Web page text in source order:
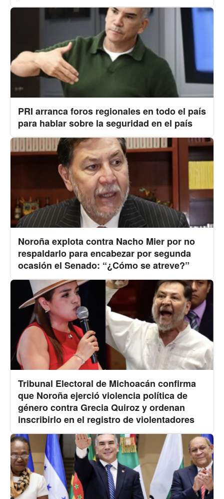
PRI arranca foros regionales en todo el país
para hablar sobre la seguridad en el país
Noroña explota contra Nacho Mier por no
respaldarlo para encabezar por segunda
ocasión el Senado: “¿Cómo se atreve?”
Tribunal Electoral de Michoacán confirma
que Noroña ejerció violencia política de
género contra Grecia Quiroz y ordenan
inscribirlo en el registro de violentadores